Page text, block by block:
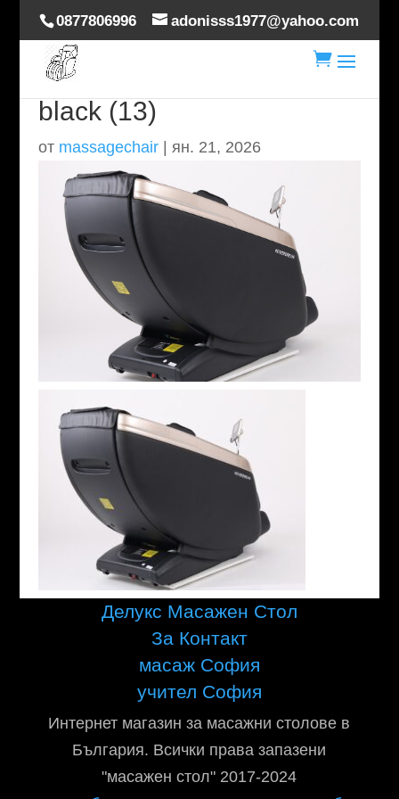
0877806996 adonisss1977@yahoo.com

hoverdream-brilliance-
black (13)
от massagechair| ян. 21, 2026
Делукс Масажен Стол
За Контакт
масаж София
учител София
Интернет магазин за масажни столове в
България. Всички права запазени
"масажен стол" 2017-2024